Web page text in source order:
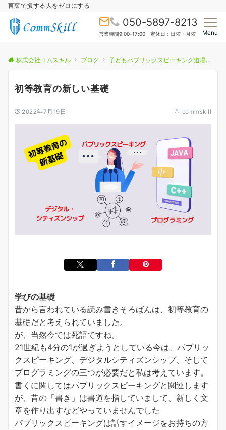
言葉で損する人をゼロにする
050-5897-8213
営業時間9:00-17:00 定休日：日曜・月曜 Menu
株式会社コムスキル ブログ 子どもパブリックスピーキング道場
初等教育の新しい基礎
2022年7月19日 commskill
学びの基礎
昔から言われている読み書きそろばんは、初等教育の
基礎だと考えられていました。
が、当然今では死語ですね。
21世紀も4分の1が過ぎようとしている今は、パブリッ
クスピーキング、デジタルシティズンシップ、そして
プログラミングの三つが必要だと私は考えています。
書くに関してはパブリックスピーキングと関連します
が、昔の「書き」は書道を指していまして、新しく文
章を作り出すなどやっていませんでした
パブリックスピーキングは話すイメージをお持ちの方